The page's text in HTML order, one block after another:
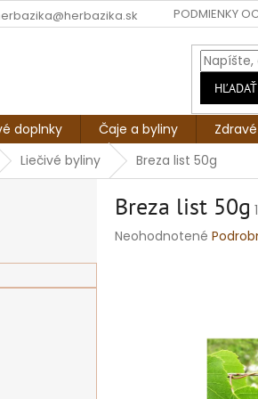
PODMIENKY
HĽADAŤ
doplnky Čaje a byliny
Liečivé byliny Breza list 50g
Breza list 50g
Priemerné
Neohodnotené